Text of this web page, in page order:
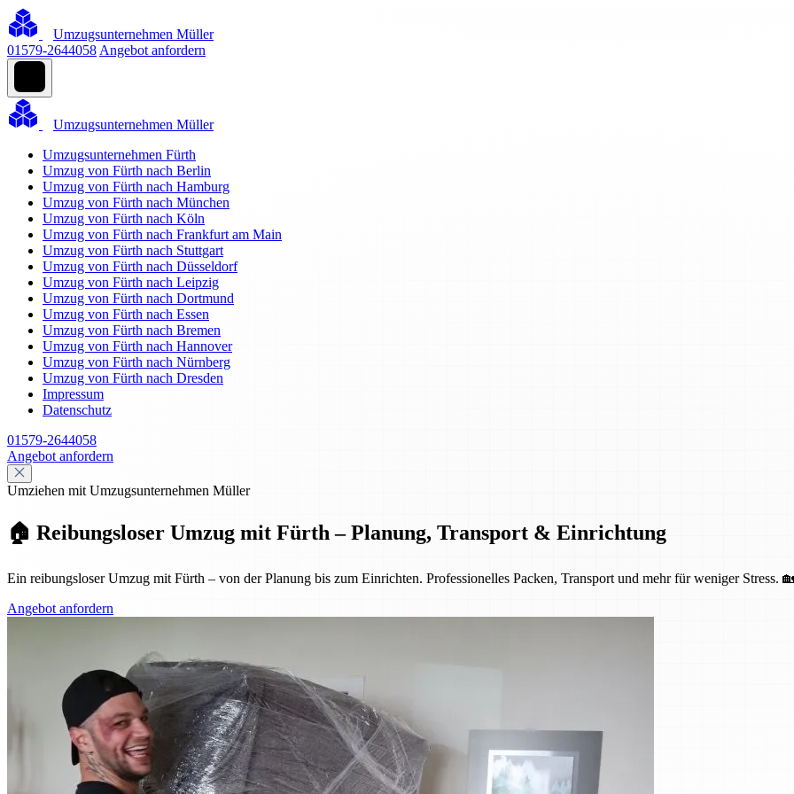
Umzugsunternehmen Müller
01579-2644058 Angebot anfordern
Umzugsunternehmen Müller
Umzugsunternehmen Fürth
Umzug von Fürth nach Berlin
Umzug von Fürth nach Hamburg
Umzug von Fürth nach München
Umzug von Fürth nach Köln
Umzug von Fürth nach Frankfurt am Main
Umzug von Fürth nach Stuttgart
Umzug von Fürth nach Düsseldorf
Umzug von Fürth nach Leipzig
Umzug von Fürth nach Dortmund
Umzug von Fürth nach Essen
Umzug von Fürth nach Bremen
Umzug von Fürth nach Hannover
Umzug von Fürth nach Nürnberg
Umzug von Fürth nach Dresden
Impressum
Datenschutz
01579-2644058
Angebot anfordern
Umziehen mit Umzugsunternehmen Müller
🏠 Reibungsloser Umzug mit Fürth – Planung, Transport & Einrichtung
Ein reibungsloser Umzug mit Fürth – von der Planung bis zum Einrichten. Professionelles Packen, Transport und mehr für weniger Stress.
Angebot anfordern